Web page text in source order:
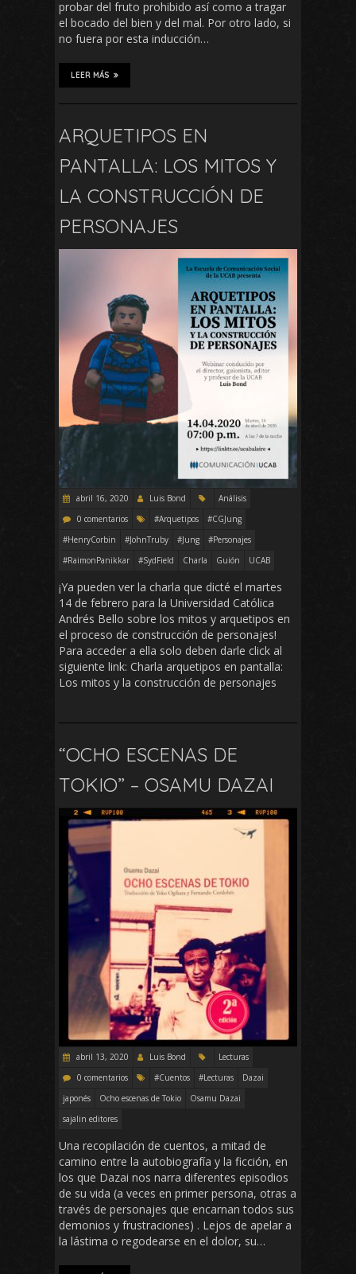
probar del fruto prohibido así como a tragar
el bocado del bien y del mal. Por otro lado, si
no fuera por esta inducción…
LEER MÁS
ARQUETIPOS EN
PANTALLA: LOS MITOS Y
LA CONSTRUCCIÓN DE
PERSONAJES
abril 16, 2020 Luis Bond
Análisis
0 comentarios
#Arquetipos
#CGJung
#HenryCorbin
#JohnTruby #Jung
#Personajes
#RaimonPanikkar
#SydField Charla Guión UCAB
¡Ya pueden ver la charla que dicté el martes
14 de febrero para la Universidad Católica
Andrés Bello sobre los mitos y arquetipos en
el proceso de construcción de personajes!
Para acceder a ella solo deben darle click al
siguiente link: Charla arquetipos en pantalla:
Los mitos y la construcción de personajes
“OCHO ESCENAS DE
TOKIO” – OSAMU DAZAI
abril 13, 2020 Luis Bond
Lecturas
0 comentarios
#Cuentos #Lecturas
Dazai
japonés
Ocho escenas de Tokio
Osamu Dazai
sajalin editores
Una recopilación de cuentos, a mitad de
camino entre la autobiografía y la ficción, en
los que Dazai nos narra diferentes episodios
de su vida (a veces en primer persona, otras a
través de personajes que encarnan todos sus
demonios y frustraciones) . Lejos de apelar a
la lástima o regodearse en el dolor, su…